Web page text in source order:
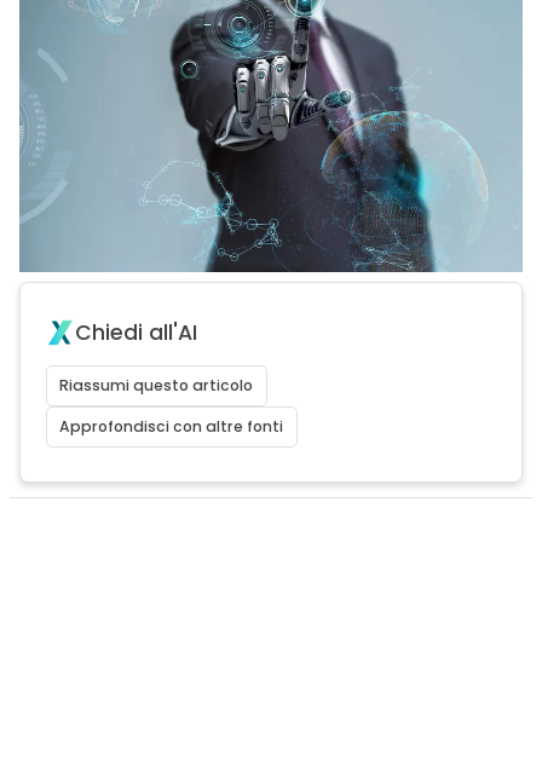
Chiedi all'AI
Riassumi questo articolo
Approfondisci con altre fonti